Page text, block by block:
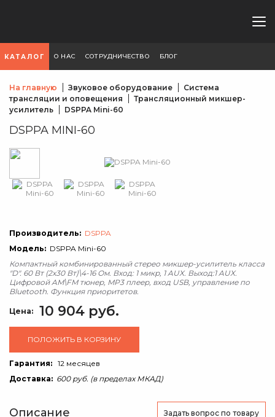
КАТАЛОГ О НАС СОТРУДНИЧЕСТВО БЛОГ
На главную Звуковое оборудование
Система
трансляции и оповещения
Трансляционный микшер-
усилитель
DSPPA Mini-60
DSPPA MINI-60
Производитель: DSPPA
Модель: DSPPA Mini-60
Компактный комбинированный стерео микшер-усилитель класса
"D". 60 Вт (2х30 Вт)\4-16 Ом. Вход: 1 микр, 1 AUX. Выход:1 AUX.
Цифровой AM\FM тюнер, MP3 плеер, вход USB, управление по
Bluetooth. Функция приоритетов.
Цена: 10 904 руб.
ПОЛОЖИТЬ В КОРЗИНУ
Гарантия: 12 месяцев
Доставка: 600 руб. (в пределах МКАД)
Описание Задать вопрос по товару